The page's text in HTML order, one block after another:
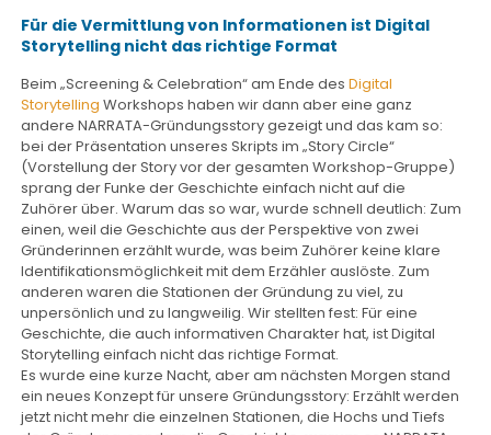
Für die Vermittlung von Informationen ist Digital
Storytelling nicht das richtige Format
Beim „Screening & Celebration“ am Ende desDigital
Storytelling Workshops haben wir dann aber eine ganz
andere NARRATA-Gründungsstory gezeigt und das kam so:
bei der Präsentation unseres Skripts im „Story Circle“
(Vorstellung der Story vor der gesamten Workshop-Gruppe)
sprang der Funke der Geschichte einfach nicht auf die
Zuhörer über. Warum das so war, wurde schnell deutlich: Zum
einen, weil die Geschichte aus der Perspektive von zwei
Gründerinnen erzählt wurde, was beim Zuhörer keine klare
Identifikationsmöglichkeit mit dem Erzähler auslöste. Zum
anderen waren die Stationen der Gründung zu viel, zu
unpersönlich und zu langweilig. Wir stellten fest: Für eine
Geschichte, die auch informativen Charakter hat, ist Digital
Storytelling einfach nicht das richtige Format.
Es wurde eine kurze Nacht, aber am nächsten Morgen stand
ein neues Konzept für unsere Gründungsstory: Erzählt werden
jetzt nicht mehr die einzelnen Stationen, die Hochs und Tiefs